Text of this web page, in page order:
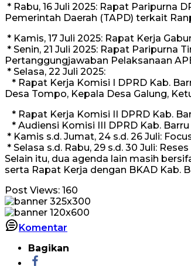
* Rabu, 16 Juli 2025: Rapat Paripurna
Pemerintah Daerah (TAPD) terkait
* Kamis, 17 Juli 2025: Rapat Kerja
* Senin, 21 Juli 2025: Rapat
Pertanggungjawaban Pelaksanaan
* Selasa, 22 Juli 2025:
* Rapat Kerja Komisi I DPRD Kab.
Desa Tompo, Kepala Desa Galung,
* Rapat Kerja Komisi II DPRD Kab.
* Audiensi Komisi III DPRD Kab.
* Kamis s.d. Jumat, 24 s.d. 26 Juli:
* Selasa s.d. Rabu, 29 s.d. 30 Juli:
Selain itu, dua agenda lain masih
serta Rapat Kerja dengan BKAD Kab.
Post Views: 160
Komentar
Bagikan